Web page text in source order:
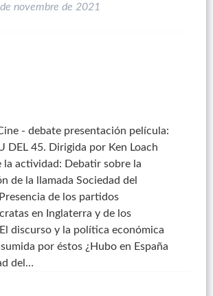
novembre de 2021
- debate presentación película:
DEL 45. Dirigida por Ken Loach
la actividad: Debatir sobre la
de la llamada Sociedad del
de los partidos
en Inglaterra y de los
discurso y la política económica
por éstos ¿Hubo en España
del…